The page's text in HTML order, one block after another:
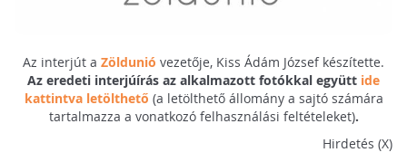
Az interjút a Zöldunió vezetője, Kiss Ádám József készítette.
Az eredeti interjúírás az alkalmazott fotókkal együtt ide
kattintva letölthető (a letölthető állomány a sajtó számára
tartalmazza a vonatkozó felhasználási feltételeket).
Hirdetés (X)